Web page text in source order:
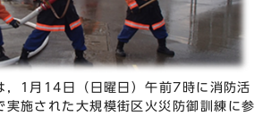
1月14日（日曜日）午前7時に消防活
実施された大規模街区火災防御訓練に参